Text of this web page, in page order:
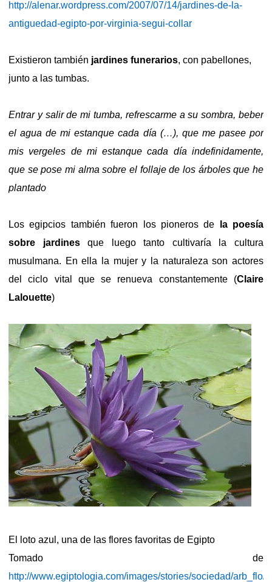
http://alenar.wordpress.com/2007/07/14/jardines-de-la-
antiguedad-egipto-por-virginia-segui-collar
Existieron también jardines funerarios, con pabellones,
junto a las tumbas.
Entrar y salir de mi tumba, refrescarme a su sombra, beber
el agua de mi estanque cada día (…), que me pasee por
mis vergeles de mi estanque cada día indefinidamente,
que se pose mi alma sobre el follaje de los árboles que he
plantado
Los egipcios también fueron los pioneros de
la poesía
sobre jardinesque luego tanto cultivaría la cultura
musulmana. En ella la mujer y la naturaleza son actores
del ciclo vital que se renueva constantemente (Claire
Lalouette)
El loto azul, una de las flores favoritas de Egipto
Tomado de
http://www.egiptologia.com/images/stories/sociedad/arb_flo/